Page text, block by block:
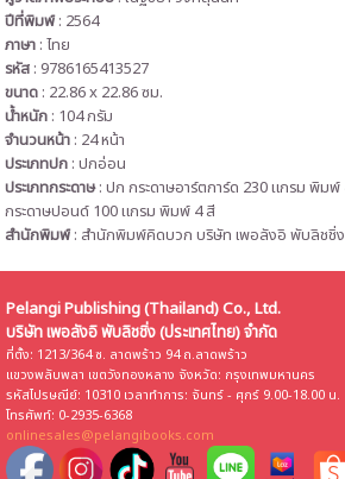
ปีที่พิมพ์: 2564
ภาษา : ไทย
รหัส : 9786165413527
ขนาด : 22.86 x 22.86 ซม.
น้ำหนัก : 104 กรัม
จำนวนหน้า : 24 หน้า
ประเภทปก : ปกอ่อน
ประเภทกระดาษ: ปก กระดาษอาร์ตการ์ด 230 แกรม พิมพ์
กระดาษปอนด์ 100 แกรม พิมพ์ 4 สี
สำนักพิมพ์: สำนักพิมพ์คิดบวก บริษัท เพอลังอิ พับลิชชิ่ง
Pelangi Publishing (Thailand) Co., Ltd.
บริษัท เพอลังอิ พับลิชชิ่ง (ประเทศไทย) จำกัด
ที่ตั้ง: 1213/364 ซ. ลาดพร้าว 94 ถ.ลาดพร้าว
แขวงพลับพลา เขตวังทองหลาง จังหวัด: กรุงเทพมหานคร
รหัสไปรษณีย์: 10310 เวลาทำการ: จันทร์ - ศุกร์ 9.00-18.00 น.
โทรศัพท์: 0-2935-6368
onlinesales@pelangibooks.com